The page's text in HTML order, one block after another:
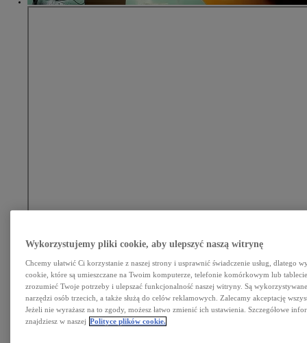
Wykorzystujemy pliki cookie, aby ulepszyć naszą witrynę
Chcemy ułatwić Ci korzystanie z naszej strony i usprawnić świadczenie usług, dlatego
cookie, które są umieszczane na Twoim komputerze, telefonie komórkowym lub
zrozumieć Twoje potrzeby i ulepszać funkcjonalność naszej witryny. Są
narzędzi osób trzecich, a także służą do celów reklamowych. Zalecamy akceptację
Jeżeli nie wyrażasz na to zgody, możesz łatwo zmienić ich ustawienia. Szczegółowe
znajdziesz w naszej Polityce plików cookie.